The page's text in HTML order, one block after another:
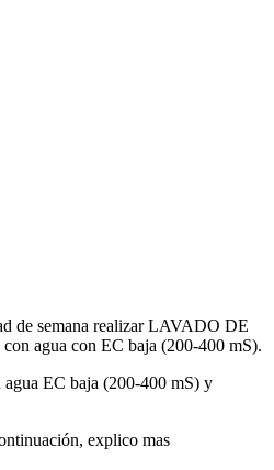
de semana realizar LAVADO DE
agua con EC baja (200-400 mS).
EC baja (200-400 mS) y
explico mas